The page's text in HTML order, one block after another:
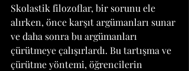
Skolastik filozoflar, bir sorunu ele
alırken, önce karşıt argümanları sunar
ve daha sonra bu argümanları
çürütmeye çalışırlardı. Bu tartışma ve
çürütme yöntemi, öğrencilerin